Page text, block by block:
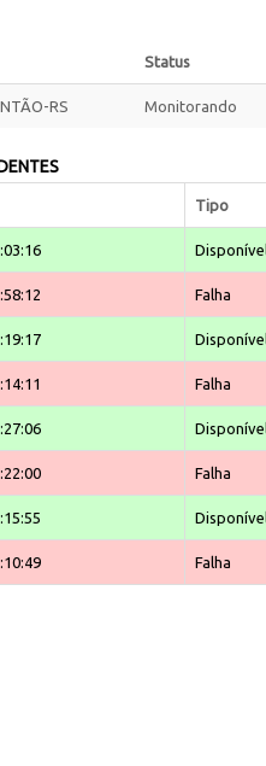
Status
RS Monitorando
Tipo
Disponível
Falha
Disponível
Falha
Disponível
Falha
Disponível
Falha